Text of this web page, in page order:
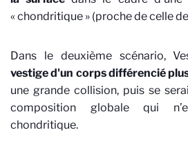
« chondritique » (proche de celle
Dans le deuxième scénario,
vestige d'un corps différencié
une grande collision, puis se
composition globale qui
chondritique.